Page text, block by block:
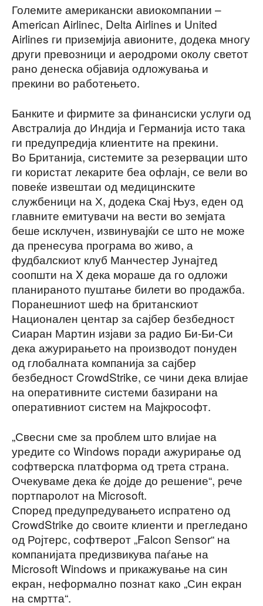
Големите американски авиокомпании –
American Airlineс, Delta Airlines и United
Airlines ги приземјија авионите, додека многу
други превозници и аеродроми околу светот
рано денеска објавија одложувања и
прекини во работењето.
Банките и фирмите за финансиски услуги од
Австралија до Индија и Германија исто така
ги предупредија клиентите на прекини.
Во Британија, системите за резервации што
ги користат лекарите беа офлајн, се вели во
повеќе извештаи од медицинските
службеници на Х, додека Скај Њуз, еден од
главните емитувачи на вести во земјата
беше исклучен, извинувајќи се што не може
да пренесува програма во живо, а
фудбалскиот клуб Манчестер Јунајтед
соопшти на X дека мораше да го одложи
планираното пуштање билети во продажба.
Поранешниот шеф на британскиот
Национален центар за сајбер безбедност
Сиаран Мартин изјави за радио Би-Би-Си
дека ажурирањето на производот понуден
од глобалната компанија за сајбер
безбедност CrowdStrike, се чини дека влијае
на оперативните системи базирани на
оперативниот систем на Мајкрософт.
„Свесни сме за проблем што влијае на
уредите со Windows поради ажурирање од
софтверска платформа од трета страна.
Очекуваме дека ќе дојде до решение“, рече
портпаролот на Microsoft.
Според предупредувањето испратено од
CrowdStrike до своите клиенти и прегледано
од Ројтерс, софтверот „Falcon Sensor“ на
компанијата предизвикува паѓање на
Microsoft Windows и прикажување на син
екран, неформално познат како „Син екран
на смртта“.